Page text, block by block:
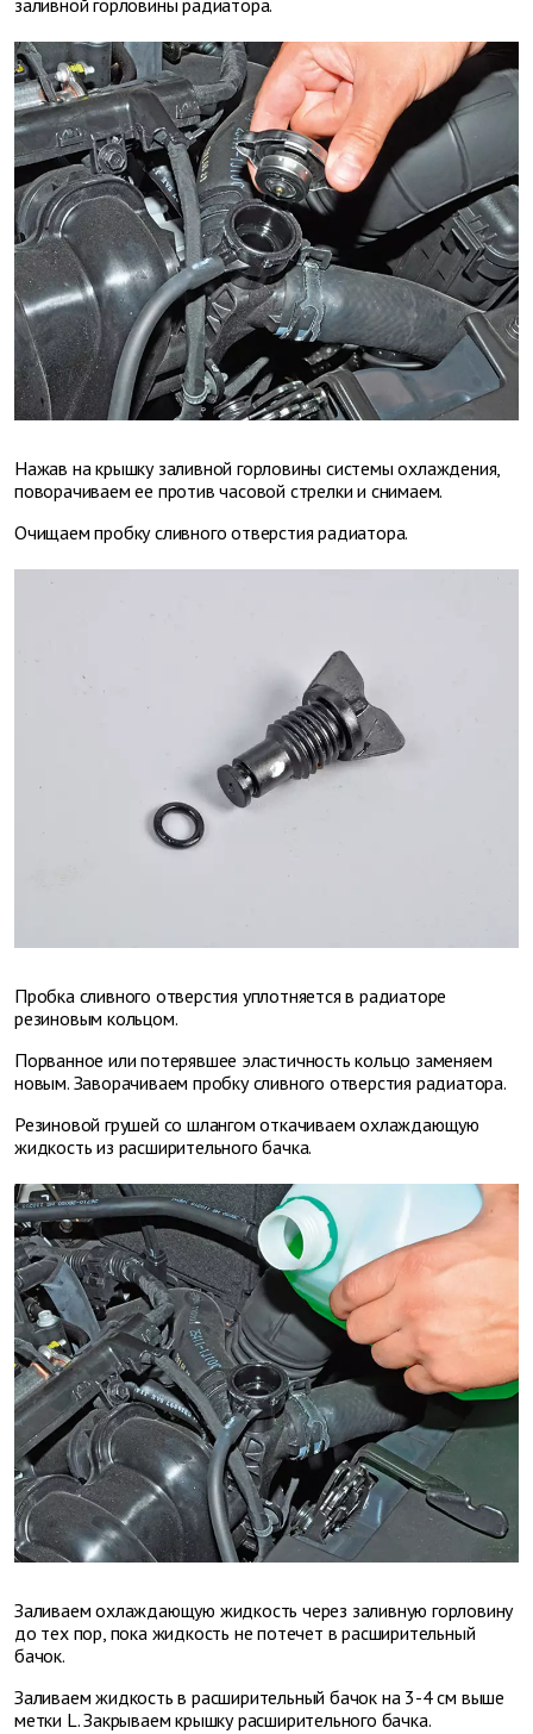
заливной горловины радиатора.
Нажав на крышку заливной горловины системы охлаждения,
поворачиваем ее против часовой стрелки и снимаем.
Очищаем пробку сливного отверстия радиатора.
Пробка сливного отверстия уплотняется в радиаторе
резиновым кольцом.
Порванное или потерявшее эластичность кольцо заменяем
новым. Заворачиваем пробку сливного отверстия радиатора.
Резиновой грушей со шлангом откачиваем охлаждающую
жидкость из расширительного бачка.
Заливаем охлаждающую жидкость через заливную горловину
до тех пор, пока жидкость не потечет в расширительный
бачок.
Заливаем жидкость в расширительный бачок на 3-4 см выше
метки L. Закрываем крышку расширительного бачка.